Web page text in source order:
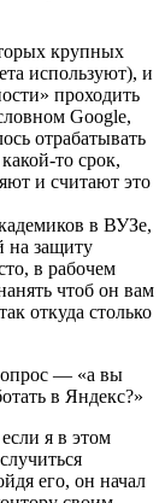
крупных
используют), и
проходить
Google,
отрабатывать
срок,
и считают это
в ВУЗе,
на защиту
в рабочем
чтоб он вам
откуда столько
— «а вы
в Яндекс?»
я в этом
его, он начал